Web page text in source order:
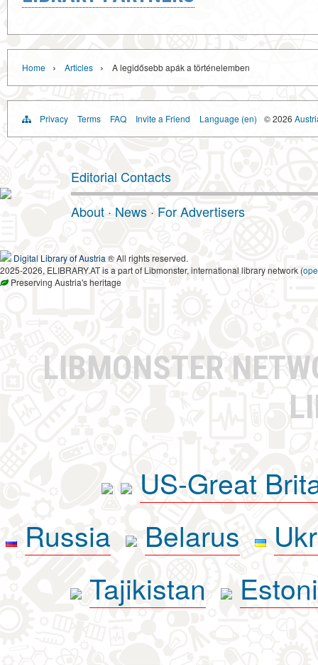
Home › Articles › A legidősebb apák a történelemben
Privacy Terms FAQ Invite a Friend Language (en) © 2026
Editorial Contacts
About · News · For Advertisers
Digital Library of Austria ® All rights reserved.
2025-2026, ELIBRARY.AT is a part of Libmonster, international library network (
Preserving Austria's heritage
LIBMONSTER
US-Great
Russia
Belarus
Tajikistan